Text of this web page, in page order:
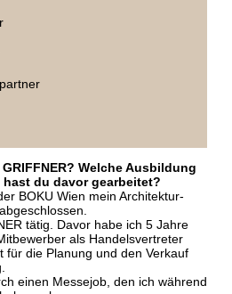
Welche Ausbildung
du davor gearbeitet?
BOKU Wien mein Architektur-
tätig. Davor habe ich 5 Jahre
als Handelsvertreter
für die Planung und den Verkauf
einen Messejob, den ich während